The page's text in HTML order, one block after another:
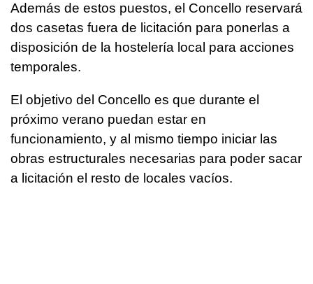
Además de estos puestos, el Concello reservará
dos casetas fuera de licitación para ponerlas a
disposición de la hostelería local para acciones
temporales.
El objetivo del Concello es que durante el
próximo verano puedan estar en
funcionamiento, y al mismo tiempo iniciar las
obras estructurales necesarias para poder sacar
a licitación el resto de locales vacíos.